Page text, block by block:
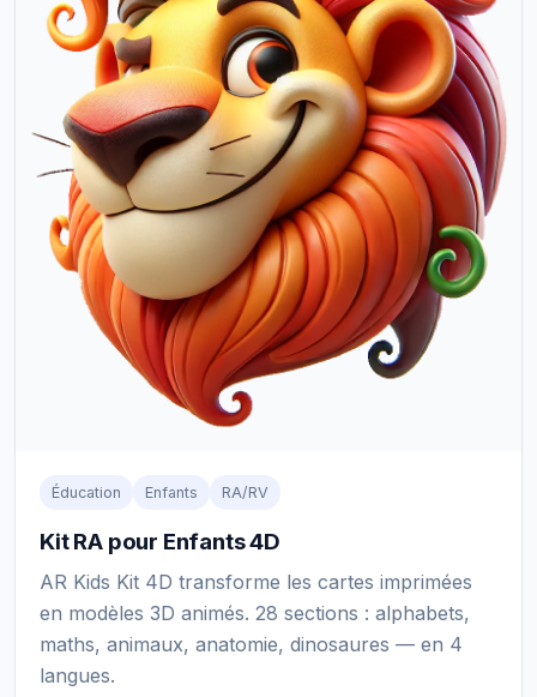
Éducation Enfants RA/RV
Kit RA pour Enfants 4D
AR Kids Kit 4D transforme les cartes imprimées
en modèles 3D animés. 28 sections : alphabets,
maths, animaux, anatomie, dinosaures — en 4
langues.